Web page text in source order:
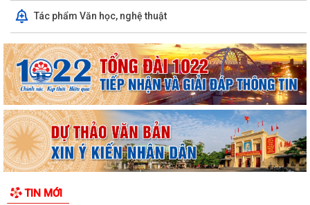
Tác phẩm Văn học, nghệ thuật
TIN MỚI
Khê Niêm yết về việc Bãi bỏ một số...
Thông báo số: 158/TB-TTPVHCC ngày 4/8/2026 của UBND xã Việt
Khê Niêm yết về việc Bãi bỏ một số...
BAN CHỈ HUY QUÂN SỰ XÃ VIỆT KHÊ TỔ CHỨC HỘI NGHỊ CÔNG BỐ
CÁC QUYẾT ĐỊNH MIỄN NHIỆM, BỔ NHIỆM CÁN BỘ...
Báo cáo số: 21/KT-UBND ngày 4/8/2026 của UBND xã Việt Khê về
Danh sách hộ kinh doanh, HTX đã đăng...
về việc lập mới bổ sung văn bản ủy...